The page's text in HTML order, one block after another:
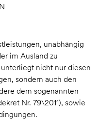
unabhängig
im Ausland zu
nicht nur diesen
sondern auch den
dem sogenannten
Nr. 79\2011), sowie